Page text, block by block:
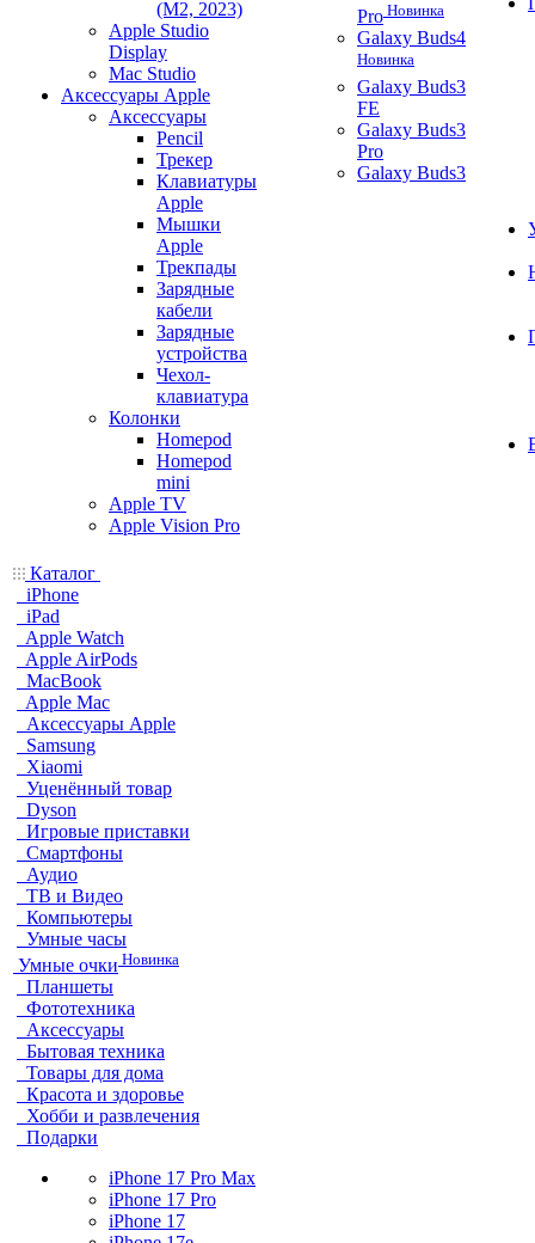
(M2, 2023)
Apple Studio
Display
Mac Studio
Аксессуары Apple
Аксессуары
Pencil
Трекер
Клавиатуры
Apple
Мышки
Apple
Трекпады
Зарядные
кабели
Зарядные
устройства
Чехол-
клавиатура
Колонки
Homepod
Homepod
mini
Apple TV
Apple Vision Pro
Pro Новинка
Galaxy Buds4
Новинка
Galaxy Buds3
FE
Galaxy Buds3
Pro
Galaxy Buds3
Каталог
iPhone
iPad
Apple Watch
Apple AirPods
MacBook
Apple Mac
Аксессуары Apple
Samsung
Xiaomi
Уценённый товар
Dyson
Игровые приставки
Смартфоны
Аудио
ТВ и Видео
Компьютеры
Умные часы
Умные очки Новинка
Планшеты
Фототехника
Аксессуары
Бытовая техника
Товары для дома
Красота и здоровье
Хобби и развлечения
Подарки
iPhone 17 Pro Max
iPhone 17 Pro
iPhone 17